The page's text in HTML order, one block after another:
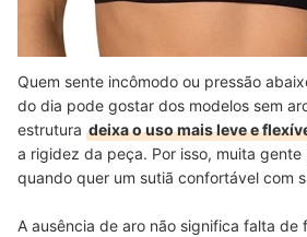
Quem sente incômodo ou pressão
do dia pode gostar dos modelos sem
estrutura deixa o uso mais leve e
a rigidez da peça. Por isso, muita
quando quer um sutiã confortável com
A ausência de aro não significa falta de